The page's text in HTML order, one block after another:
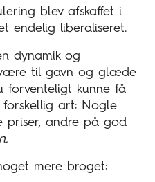
blev afskaffet i
endelig liberaliseret.
dynamik og
være til gavn og glæde
forventeligt kunne få
art: Nogle
priser, andre på god
mere broget: